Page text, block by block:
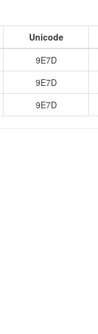
Unicode
9E7D
9E7D
9E7D